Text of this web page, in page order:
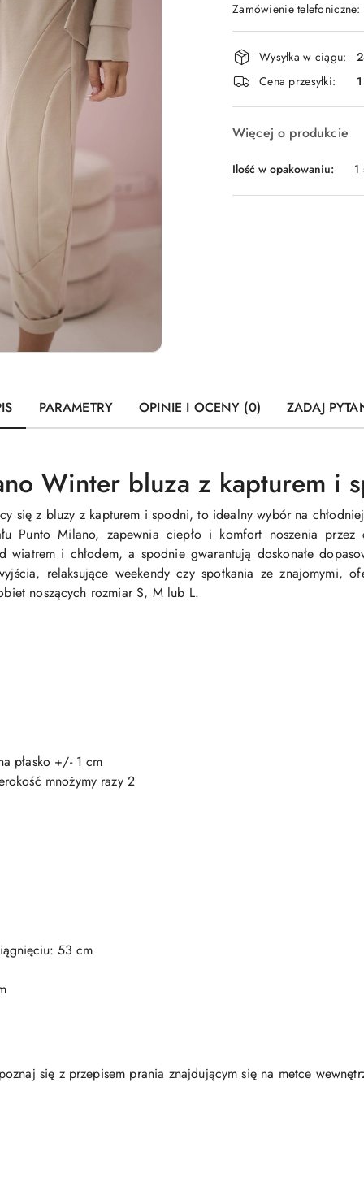
Zamówienie
Dostępność
i
dostawa
Wysyłka w ciągu:
Cena przesyłki:
Więcej o produkcie
Ilość w opakowaniu: 1
PARAMETRY OPINIE I OCENY (0) ZADAJ
Winter bluza z kapturem i
się z bluzy z kapturem i spodni, to idealny wybór na
Punto Milano, zapewnia ciepło i komfort noszenia
wiatrem i chłodem, a spodnie gwarantują doskonałe
relaksujące weekendy czy spotkania ze znajomymi,
noszących rozmiar S, M lub L.
płasko +/- 1 cm
mnożymy razy 2
53 cm
się z przepisem prania znajdującym się na metce